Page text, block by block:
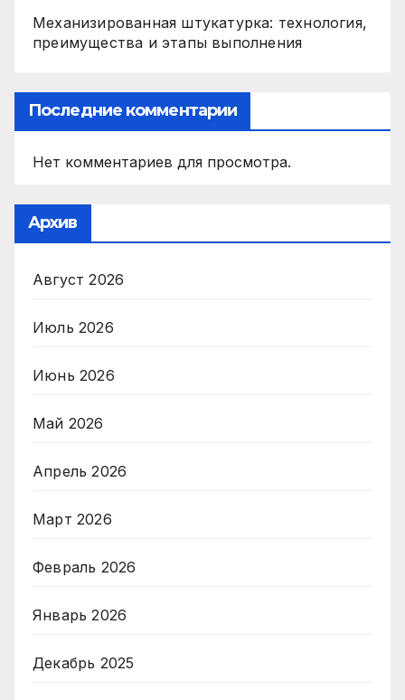
Механизированная штукатурка: технология,
преимущества и этапы выполнения
Последние комментарии
Нет комментариев для просмотра.
Архив
Август 2026
Июль 2026
Июнь 2026
Май 2026
Апрель 2026
Март 2026
Февраль 2026
Январь 2026
Декабрь 2025